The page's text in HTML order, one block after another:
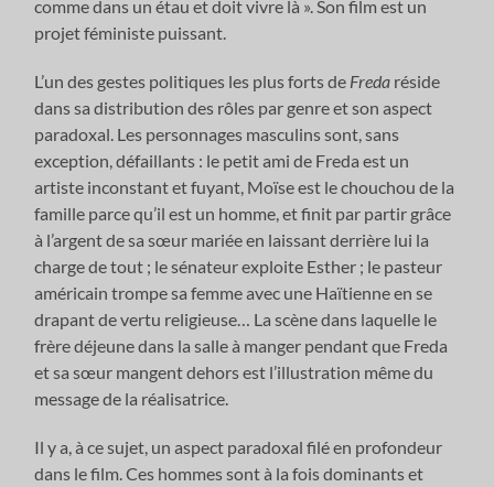
comme dans un étau et doit vivre là ». Son film est un
projet féministe puissant.
L’un des gestes politiques les plus forts de Freda réside
dans sa distribution des rôles par genre et son aspect
paradoxal. Les personnages masculins sont, sans
exception, défaillants : le petit ami de Freda est un
artiste inconstant et fuyant, Moïse est le chouchou de la
famille parce qu’il est un homme, et finit par partir grâce
à l’argent de sa sœur mariée en laissant derrière lui la
charge de tout ; le sénateur exploite Esther ; le pasteur
américain trompe sa femme avec une Haïtienne en se
drapant de vertu religieuse… La scène dans laquelle le
frère déjeune dans la salle à manger pendant que Freda
et sa sœur mangent dehors est l’illustration même du
message de la réalisatrice.
Il y a, à ce sujet, un aspect paradoxal filé en profondeur
dans le film. Ces hommes sont à la fois dominants et